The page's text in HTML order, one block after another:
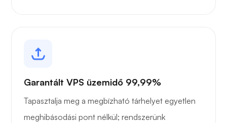
Garantált VPS üzemidő 99,99%
Tapasztalja meg a megbízható tárhelyet egyetlen
meghibásodási pont nélkül; rendszerünk